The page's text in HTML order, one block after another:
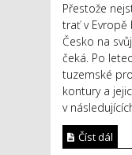
Přestože
trať v Evropě
Česko na
čeká. Po
tuzemské
kontury a
v
Číst dál